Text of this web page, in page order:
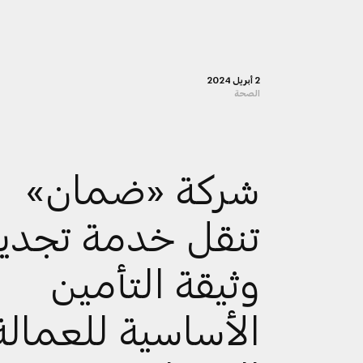
2 أبريل 2024
الصحة
شركة «ضمان»
تنقل خدمة
وثيقة التأمين
الأساسية